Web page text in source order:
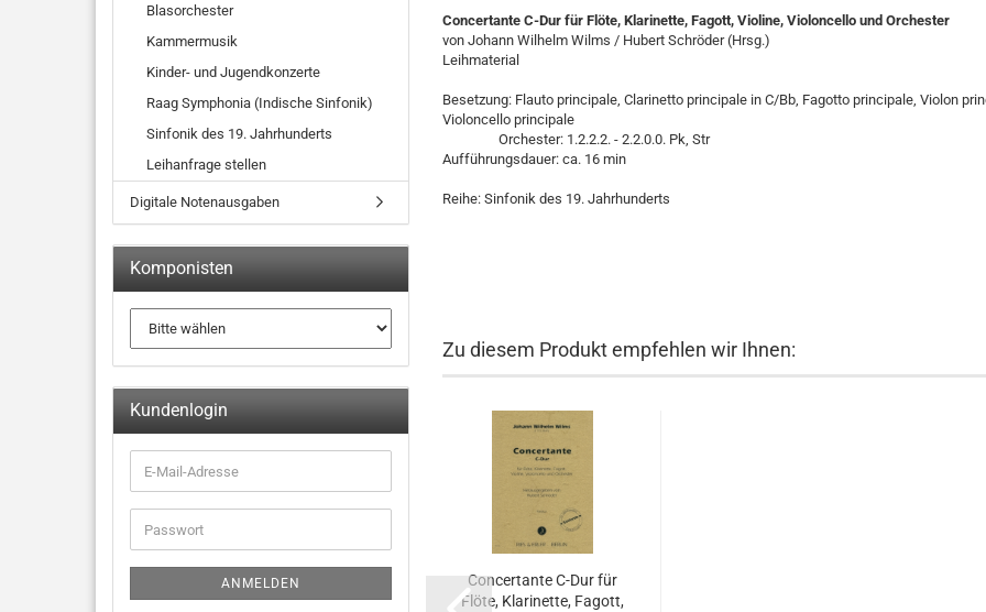
Concertante C-Dur für Flöte, Klarinette, Fagott, Violine, Violoncello und Orchester
von Johann Wilhelm Wilms / Hubert Schröder (Hrsg.)
Leihmaterial
Besetzung: Flauto principale, Clarinetto principale in C/Bb, Fagotto principale, Violon
Violoncello principale
Orchester: 1.2.2.2. - 2.2.0.0. Pk, Str
Aufführungsdauer: ca. 16 min
Reihe: Sinfonik des 19. Jahrhunderts
Zu diesem Produkt empfehlen wir Ihnen:
Concertante C-Dur für
Flöte, Klarinette, Fagott,
Blasorchester
Kammermusik
Kinder- und Jugendkonzerte
Raag Symphonia (Indische Sinfonik)
Sinfonik des 19. Jahrhunderts
Leihanfrage stellen
Digitale Notenausgaben
Komponisten
Kundenlogin
ANMELDEN